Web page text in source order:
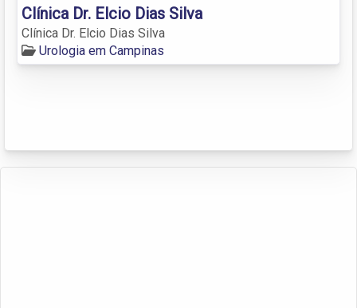
Clínica Dr. Elcio Dias Silva
Clínica Dr. Elcio Dias Silva
Urologia em Campinas